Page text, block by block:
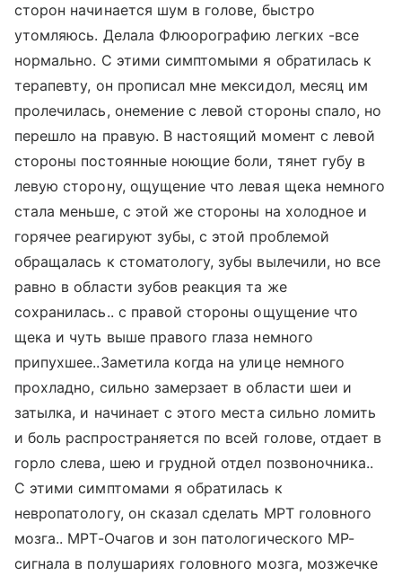
сторон начинается шум в голове, быстро
утомляюсь. Делала Флюорографию легких -все
нормально. С этими симптомыми я обратилась к
терапевту, он прописал мне мексидол, месяц им
пролечилась, онемение с левой стороны спало, но
перешло на правую. В настоящий момент с левой
стороны постоянные ноющие боли, тянет губу в
левую сторону, ощущение что левая щека немного
стала меньше, с этой же стороны на холодное и
горячее реагируют зубы, с этой проблемой
обращалась к стоматологу, зубы вылечили, но все
равно в области зубов реакция та же
сохранилась.. с правой стороны ощущение что
щека и чуть выше правого глаза немного
припухшее..Заметила когда на улице немного
прохладно, сильно замерзает в области шеи и
затылка, и начинает с этого места сильно ломить
и боль распространяется по всей голове, отдает в
горло слева, шею и грудной отдел позвоночника..
С этими симптомами я обратилась к
невропатологу, он сказал сделать МРТ головного
мозга.. МРТ-Очагов и зон патологического МР-
сигнала в полушариях головного мозга, мозжечке